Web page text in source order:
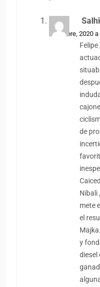
5 octubre, 2020
de
Nibali
mete
el
y
diesel